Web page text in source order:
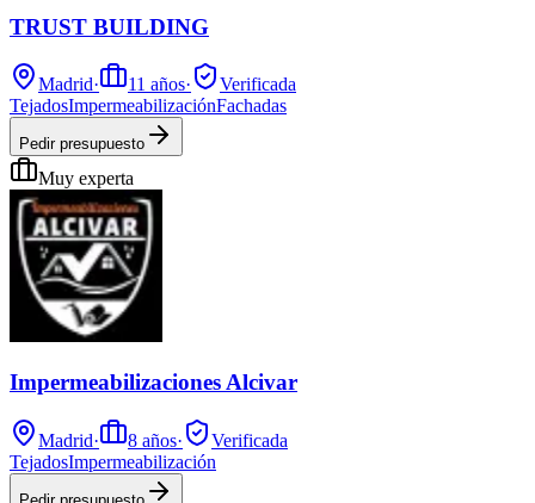
TRUST BUILDING
Madrid· 11 años·
Verificada
TejadosImpermeabilizaciónFachadas
Pedir presupuesto
Muy experta
Impermeabilizaciones Alcivar
Madrid· 8 años·
Verificada
TejadosImpermeabilización